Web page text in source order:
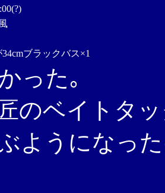
ブラックバス×1
った｡
のベイトタ
ようになっ